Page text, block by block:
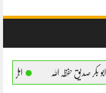
اہل کتاب کے برتن استعمال کرنے کا